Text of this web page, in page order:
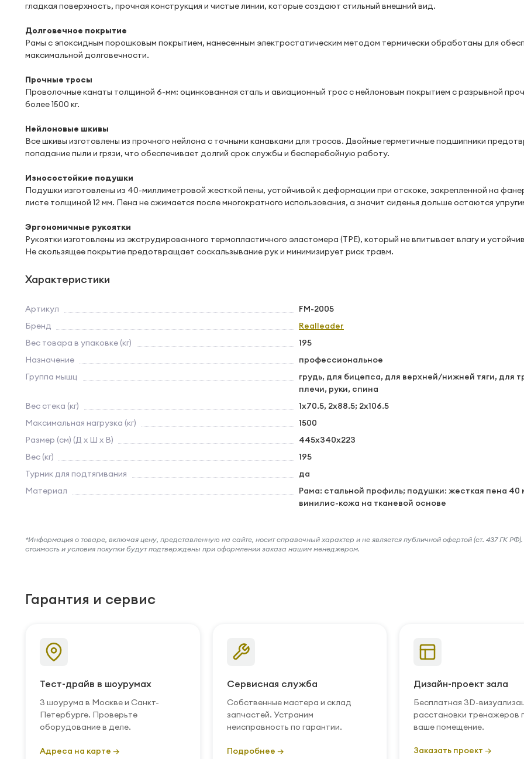
гладкая поверхность, прочная конструкция и чистые линии, которые создают стильный внешний вид.
Долговечное покрытие
Рамы с эпоксидным порошковым покрытием, нанесенным электростатическим методом термически обработаны для
максимальной долговечности.
Прочные тросы
Проволочные канаты толщиной 6-мм: оцинкованная сталь и авиационный трос с нейлоновым покрытием с разрывной
более 1500 кг.
Нейлоновые шкивы
Все шкивы изготовлены из прочного нейлона с точными канавками для тросов. Двойные герметичные подшипники
попадание пыли и грязи, что обеспечивает долгий срок службы и бесперебойную работу.
Износостойкие подушки
Подушки изготовлены из 40-миллиметровой жесткой пены, устойчивой к деформации при отскоке, закрепленной на
листе толщиной 12 мм. Пена не сжимается после многократного использования, а значит сиденья дольше остаются
Эргономичные рукоятки
Рукоятки изготовлены из экструдированного термопластичного эластомера (TPE), который не впитывает влагу и
Не скользящее покрытие предотвращает соскальзывание рук и минимизирует риск травм.
Характеристики
Артикул
FM-2005
Бренд
Realleader
Вес товара в упаковке (кг)
195
Назначение
профессиональное
Группа мышц
грудь, для бицепса, для верхней/нижней тяги, для
плечи, руки, спина
Вес стека (кг)
1x70.5, 2x88.5; 2x106.5
Максимальная нагрузка (кг)
1500
Размер (см) (Д х Ш х В)
445х340х223
Вес (кг)
195
Турник для подтягивания
да
Материал
Рама: стальной профиль; подушки: жесткая пена 40
винилис-кожа на тканевой основе
*Информация о товаре, включая цену, представленную на сайте, носит справочный характер и не является публичной офертой (ст. 437 ГК РФ).
стоимость и условия покупки будут подтверждены при оформлении заказа нашим менеджером.
Гарантия и сервис
Тест-драйв в шоурумах
3 шоурума в Москве и Санкт-
Петербурге. Проверьте
оборудование в деле.
Адреса на карте →
Сервисная служба
Собственные мастера и склад
запчастей. Устраним
неисправность по гарантии.
Подробнее →
Дизайн-проект зала
Бесплатная 3D-
расстановки тренажеров
ваше помещение.
Заказать проект →